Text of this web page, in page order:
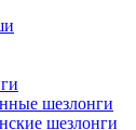
шезлонги
шезлонги